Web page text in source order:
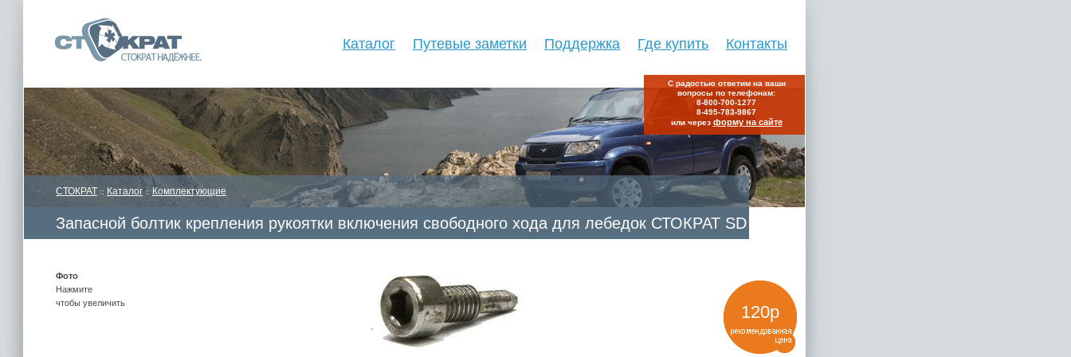
Контакты
Где купить
Поддержка
Путевые заметки
Каталог
СТОКРАТ :: Каталог :: Комплектующие
Запасной болтик крепления рукоятки включения свободного хода для лебедок СТОКРАТ SD
Фото
Нажмите
чтобы увеличить
120р
С радостью ответим на ваши
вопросы по телефонам:
8-800-700-1277
8-495-783-9867
или через форму на сайте